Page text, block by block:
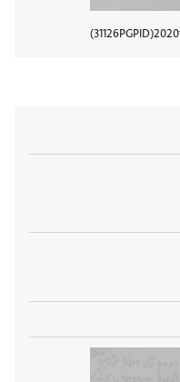
2020
PGPID
31126